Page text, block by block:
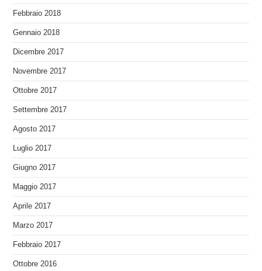
Febbraio 2018
Gennaio 2018
Dicembre 2017
Novembre 2017
Ottobre 2017
Settembre 2017
Agosto 2017
Luglio 2017
Giugno 2017
Maggio 2017
Aprile 2017
Marzo 2017
Febbraio 2017
Ottobre 2016